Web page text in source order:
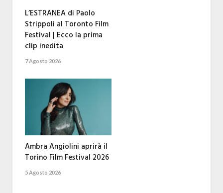
L’ESTRANEA di Paolo
Strippoli al Toronto Film
Festival | Ecco la prima
clip inedita
7 Agosto 2026
Ambra Angiolini aprirà il
Torino Film Festival 2026
5 Agosto 2026